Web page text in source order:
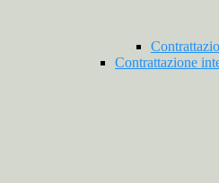
Contrattazione